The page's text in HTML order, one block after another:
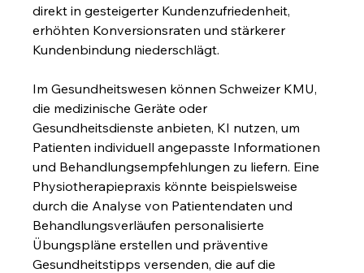
direkt in gesteigerter Kundenzufriedenheit,
erhöhten Konversionsraten und stärkerer
Kundenbindung niederschlägt.
Im Gesundheitswesen können Schweizer KMU,
die medizinische Geräte oder
Gesundheitsdienste anbieten, KI nutzen, um
Patienten individuell angepasste Informationen
und Behandlungsempfehlungen zu liefern. Eine
Physiotherapiepraxis könnte beispielsweise
durch die Analyse von Patientendaten und
Behandlungsverläufen personalisierte
Übungspläne erstellen und präventive
Gesundheitstipps versenden, die auf die